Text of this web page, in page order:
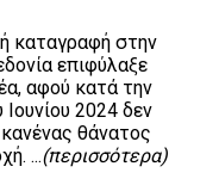
καταγραφή στην
επιφύλαξε
αφού κατά την
Ιουνίου 2024 δεν
θάνατος
...(περισσότερα)